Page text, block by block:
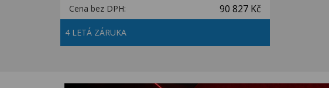
Cena bez DPH: 90 827 Kč
4 LETÁ ZÁRUKA